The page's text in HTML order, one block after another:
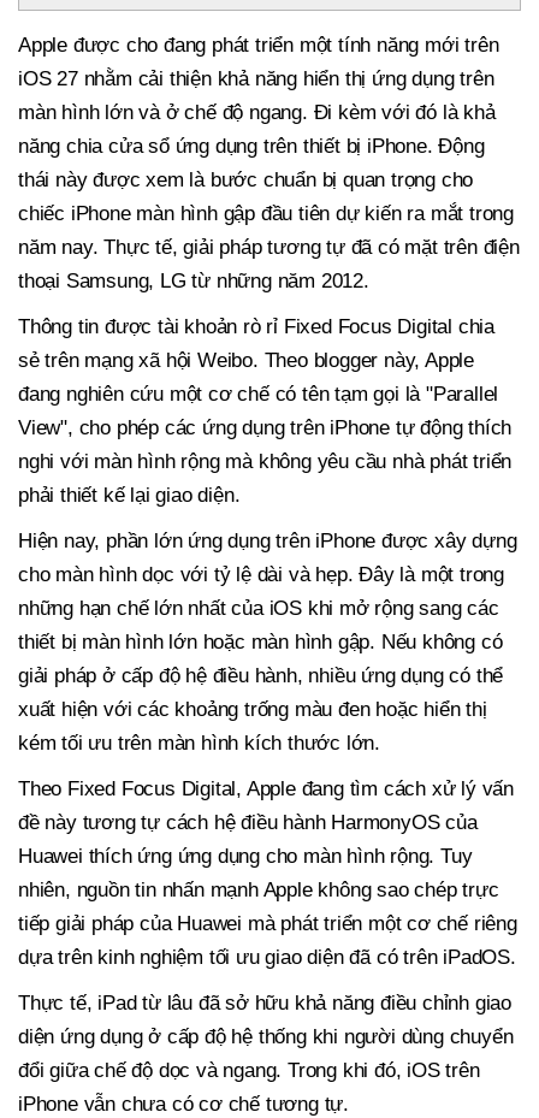
Apple được cho đang phát triển một tính năng mới trên
iOS 27 nhằm cải thiện khả năng hiển thị ứng dụng trên
màn hình lớn và ở chế độ ngang. Đi kèm với đó là khả
năng chia cửa sổ ứng dụng trên thiết bị iPhone. Động
thái này được xem là bước chuẩn bị quan trọng cho
chiếc iPhone màn hình gập đầu tiên dự kiến ra mắt trong
năm nay. Thực tế, giải pháp tương tự đã có mặt trên điện
thoại Samsung, LG từ những năm 2012.
Thông tin được tài khoản rò rỉ Fixed Focus Digital chia
sẻ trên mạng xã hội Weibo. Theo blogger này, Apple
đang nghiên cứu một cơ chế có tên tạm gọi là "Parallel
View", cho phép các ứng dụng trên iPhone tự động thích
nghi với màn hình rộng mà không yêu cầu nhà phát triển
phải thiết kế lại giao diện.
Hiện nay, phần lớn ứng dụng trên iPhone được xây dựng
cho màn hình dọc với tỷ lệ dài và hẹp. Đây là một trong
những hạn chế lớn nhất của iOS khi mở rộng sang các
thiết bị màn hình lớn hoặc màn hình gập. Nếu không có
giải pháp ở cấp độ hệ điều hành, nhiều ứng dụng có thể
xuất hiện với các khoảng trống màu đen hoặc hiển thị
kém tối ưu trên màn hình kích thước lớn.
Theo Fixed Focus Digital, Apple đang tìm cách xử lý vấn
đề này tương tự cách hệ điều hành HarmonyOS của
Huawei thích ứng ứng dụng cho màn hình rộng. Tuy
nhiên, nguồn tin nhấn mạnh Apple không sao chép trực
tiếp giải pháp của Huawei mà phát triển một cơ chế riêng
dựa trên kinh nghiệm tối ưu giao diện đã có trên iPadOS.
Thực tế, iPad từ lâu đã sở hữu khả năng điều chỉnh giao
diện ứng dụng ở cấp độ hệ thống khi người dùng chuyển
đổi giữa chế độ dọc và ngang. Trong khi đó, iOS trên
iPhone vẫn chưa có cơ chế tương tự.